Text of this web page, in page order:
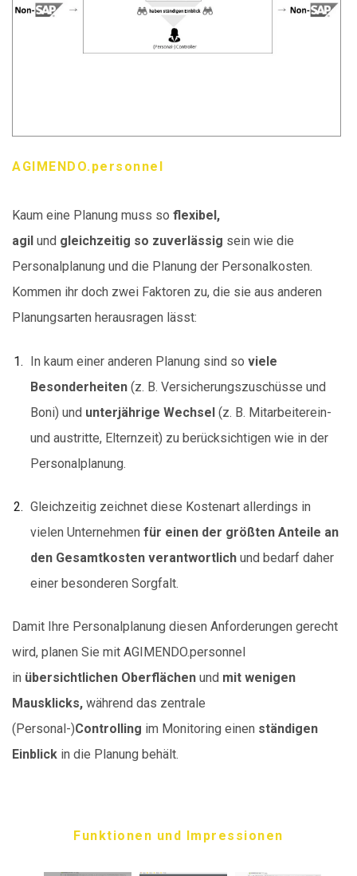
AGIMENDO.personnel
Kaum eine Planung muss so flexibel,
agil und gleichzeitig so zuverlässig sein wie die
Personal­­planung und die Planung der Personalkosten.
Kommen ihr doch zwei Faktoren zu, die sie aus anderen
Planungsarten herausragen lässt:
In kaum einer anderen Planung sind so viele
Besonderheiten (z. B. Versicherungs­zuschüsse und
Boni) und unterjährige Wechsel (z. B. Mitarbeiterein-
und austritte, Elternzeit) zu berücksichtigen wie in der
Personal­­­­planung.
Gleichzeitig zeichnet diese Kostenart allerdings in
vielen Unternehmen für einen der größten Anteile an
den Gesamtkosten verantwortlich und bedarf daher
einer besonderen Sorgfalt.
Damit Ihre Personalplanung diesen Anforderungen gerecht
wird, planen Sie mit AGIMENDO.personnel
in übersichtlichen Oberflächen und mit wenigen
Mausklicks, während das zentrale
(Personal-)Controlling im Monitoring einen ständigen
Einblick in die Planung behält.
Funktionen und Impressionen